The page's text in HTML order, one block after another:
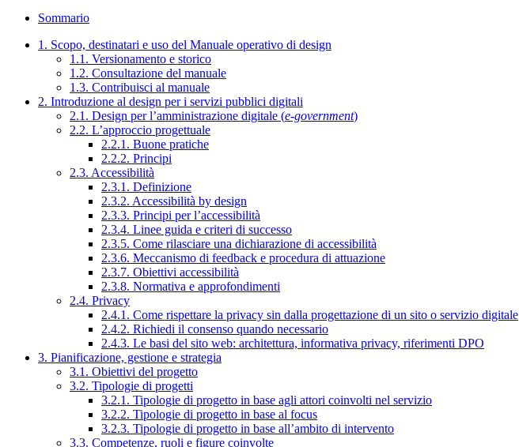
Sommario
1. Scopo, destinatari e uso del Manuale operativo di design
1.1. Versionamento e storico
1.2. Consultazione del manuale
1.3. Contribuisci al manuale
2. Introduzione al design per i servizi pubblici digitali
2.1. Design per l’amministrazione digitale (e-government)
2.2. L’approccio progettuale
2.2.1. Buone pratiche
2.2.2. Principi
2.3. Accessibilità
2.3.1. Definizione
2.3.2. Accessibilità by design
2.3.3. Principi per l’accessibilità
2.3.4. Linee guida e criteri di successo
2.3.5. Come rilasciare una dichiarazione di accessibilità
2.3.6. Meccanismo di feedback e procedura di attuazione
2.3.7. Obiettivi accessibilità
2.3.8. Normativa e approfondimenti
2.4. Privacy
2.4.1. Come rispettare la privacy sin dalla progettazione di un sito o servizio digitale
2.4.2. Richiedi il consenso quando necessario
2.4.3. Le basi del sito web: architettura, informativa privacy, riferimenti DPO
3. Pianificazione, gestione e strategia
3.1. Obiettivi del progetto
3.2. Tipologie di progetti
3.2.1. Tipologie di progetto in base agli attori coinvolti nel servizio
3.2.2. Tipologie di progetto in base al focus
3.2.3. Tipologie di progetto in base all’ambito di intervento
3.3. Competenze, ruoli e figure coinvolte